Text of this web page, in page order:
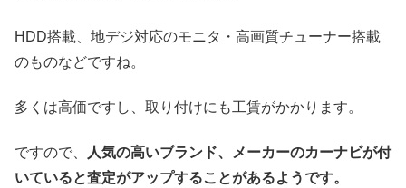
HDD搭載、地デジ対応のモニタ・高画質チューナー搭載
のものなどですね。
多くは高価ですし、取り付けにも工賃がかかります。
ですので、
人気の高いブランド、メーカーのカーナビが付
いていると査定がアップすることがあるようです。